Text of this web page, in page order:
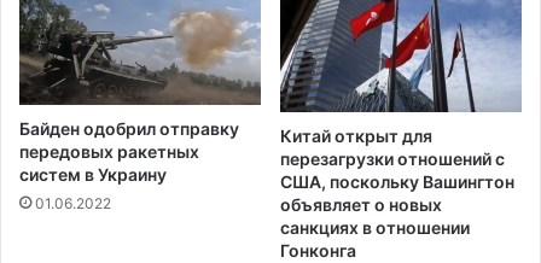
у
Байден одобрил отправку
передовых ракетных
систем в Украину
01.06.2022
Китай открыт для
перезагрузки отношений с
США, поскольку Вашингтон
объявляет о новых
санкциях в отношении
Гонконга